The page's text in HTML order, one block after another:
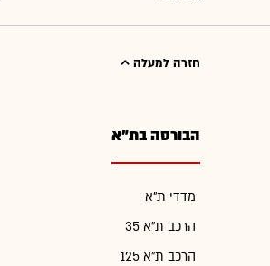
חזרה למעלה
הבורסה בת"א
מדדי ת"א
הרכב ת"א 35
הרכב ת"א 125